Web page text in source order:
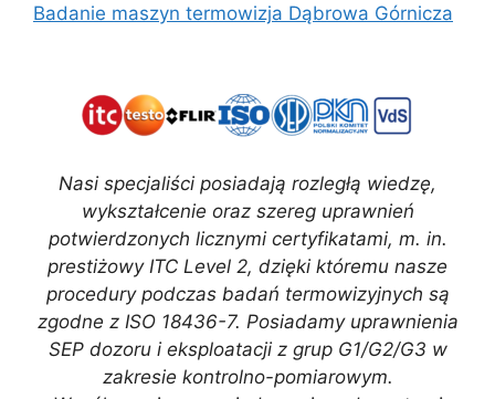
Badanie maszyn termowizja Dąbrowa Górnicza
Nasi specjaliści posiadają rozległą wiedzę,
wykształcenie oraz szereg uprawnień
potwierdzonych licznymi certyfikatami, m. in.
prestiżowy ITC Level 2, dzięki któremu nasze
procedury podczas badań termowizyjnych są
zgodne z ISO 18436-7. Posiadamy uprawnienia
SEP dozoru i eksploatacji z grup G1/G2/G3 w
zakresie kontrolno-pomiarowym.